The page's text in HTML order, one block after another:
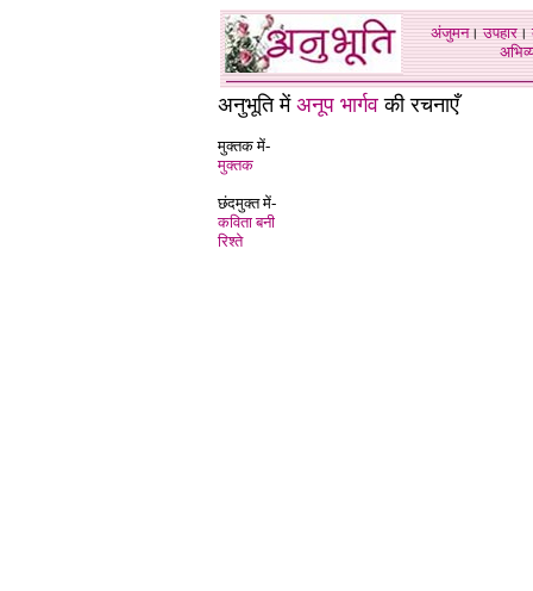
अंजुमन।उपहार।
अनुभूति में अनूप भार्गव की रचनाएँ
मुक्तक में-
मुक्तक
छंदमुक्त में-
कविता बनी
रिश्ते